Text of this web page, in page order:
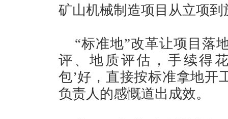
矿山机械制造项目从立项
“标准地”改革让项目落
评、地质评估，手续得
包’好，直接按标准拿地开
负责人的感慨道出成效。